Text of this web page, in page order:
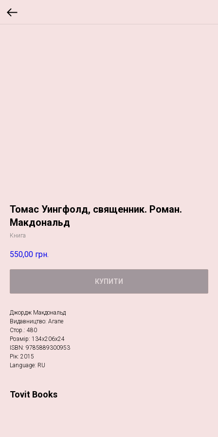
Томас Уингфолд, священник. Роман.
Макдональд
Книга
550,00 грн.
КУПИТИ
Джордж Макдональд
Видавництво: Агапе
Стор.: 480
Розмір: 134х206х24
ISBN: 9785889300953
Рік: 2015
Language: RU
Tovit Books